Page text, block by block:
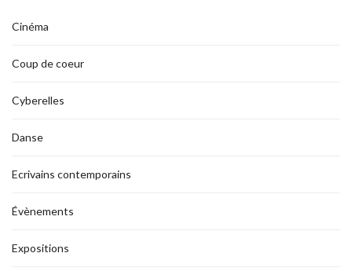
Cinéma
Coup de coeur
Cyberelles
Danse
Ecrivains contemporains
Évènements
Expositions